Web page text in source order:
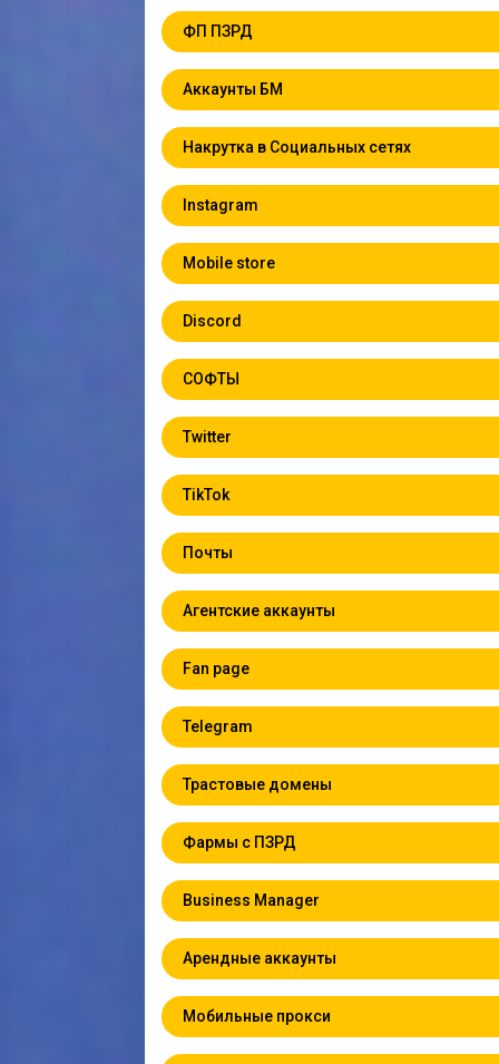
ФП ПЗРД
Аккаунты БМ
Накрутка в Социальных сетях
Instagram
Mobile store
Discord
СОФТЫ
Twitter
TikTok
Почты
Агентские аккаунты
Fan page
Telegram
Трастовые домены
Фармы с ПЗРД
Business Manager
Арендные аккаунты
Мобильные прокси